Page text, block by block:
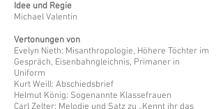
Idee und Regie
Michael Valentin
Vertonungen von
Evelyn Nieth: Misanthropologie, Höhere Töchter im
Gespräch, Eisenbahngleichnis, Primaner in
Uniform
Kurt Weill: Abschiedsbrief
Helmut König: Sogenannte Klassefrauen